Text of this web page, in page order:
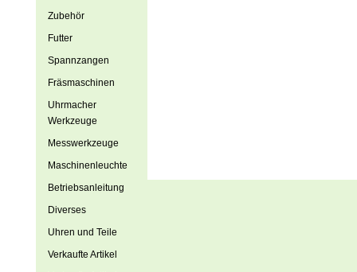
Zubehör
Futter
Spannzangen
Fräsmaschinen
Uhrmacher
Werkzeuge
Messwerkzeuge
Maschinenleuchte
Betriebsanleitung
Diverses
Uhren und Teile
Verkaufte Artikel